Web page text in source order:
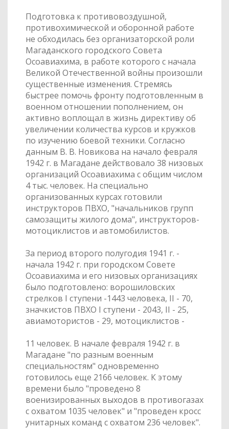
Подготовка к противовоздушной,
противохимической и оборонной работе
не обходилась без организаторской роли
Магаданского городского Совета
Осоавиахима, в работе которого с начала
Великой Отечественной войны произошли
существенные изменения. Стремясь
быстрее помочь фронту подготовленным в
военном отношении пополнением, он
активно воплощал в жизнь директиву об
увеличении количества курсов и кружков
по изучению боевой техники. Согласно
данным В. В. Новикова на начало февраля
1942 г. в Магадане действовало 38 низовых
организаций Осоавиахима с общим числом
4 тыс. человек. На специально
организованных курсах готовили
инструкторов ПВХО, "начальников групп
самозащиты жилого дома", инструкторов-
мотоциклистов и автомобилистов.
За период второго полугодия 1941 г. -
начала 1942 г. при городском Совете
Осоавиахима и его низовых организациях
было подготовлено: ворошиловских
стрелков I ступени -1443 человека, II - 70,
значкистов ПВХО I ступени - 2043, II - 25,
авиамотористов - 29, мотоциклистов -
11 человек. В начале февраля 1942 г. в
Магадане "по разным военным
специальностям" одновременно
готовилось еще 2166 человек. К этому
времени было "проведено 8
военизированных выходов в противогазах
с охватом 1035 человек" и "проведен кросс
унитарных команд с охватом 236 человек".